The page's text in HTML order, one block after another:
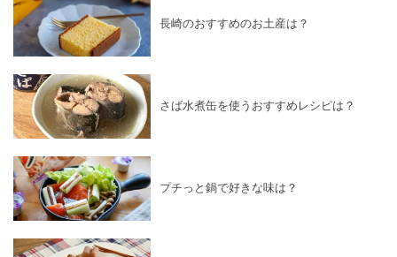
長崎のおすすめのお土産は？
さば水煮缶を使うおすすめレシピは？
プチっと鍋で好きな味は？